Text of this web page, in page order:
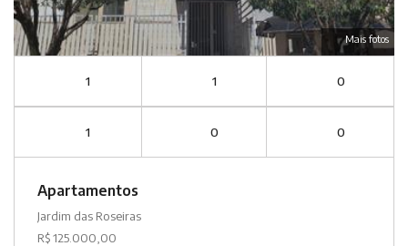
Mais fotos
1 1 0
1 0 0
Apartamentos
Jardim das Roseiras
R$ 125.000,00